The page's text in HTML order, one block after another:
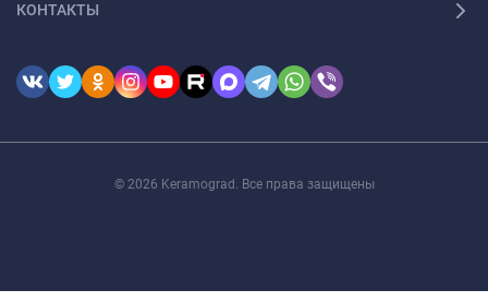
КОНТАКТЫ
© 2026 Keramograd. Все права защищены